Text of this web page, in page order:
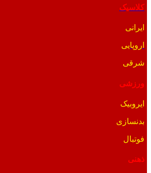
کلاسیک
ایرانی
اروپایی
شرقی
ورزشی
ایروبیک
بدنسازی
فوتبال
ذهنی